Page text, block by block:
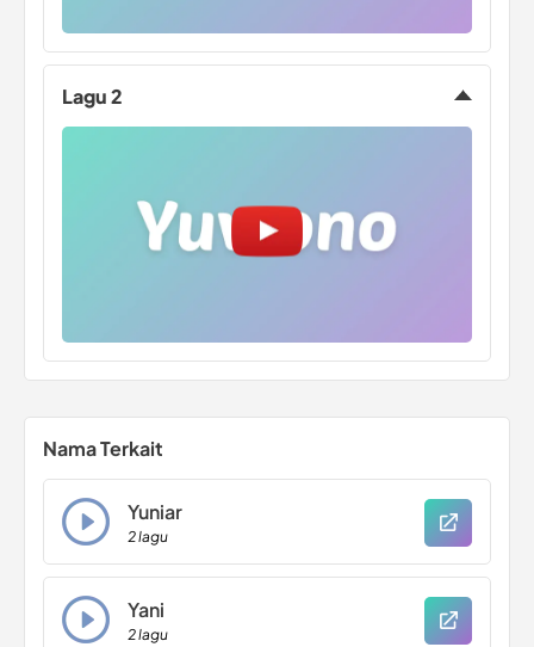
Lagu 2
Nama Terkait
Yuniar
2 lagu
Yani
2 lagu